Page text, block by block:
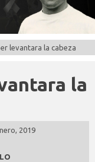
levantara la cabeza
la
2019